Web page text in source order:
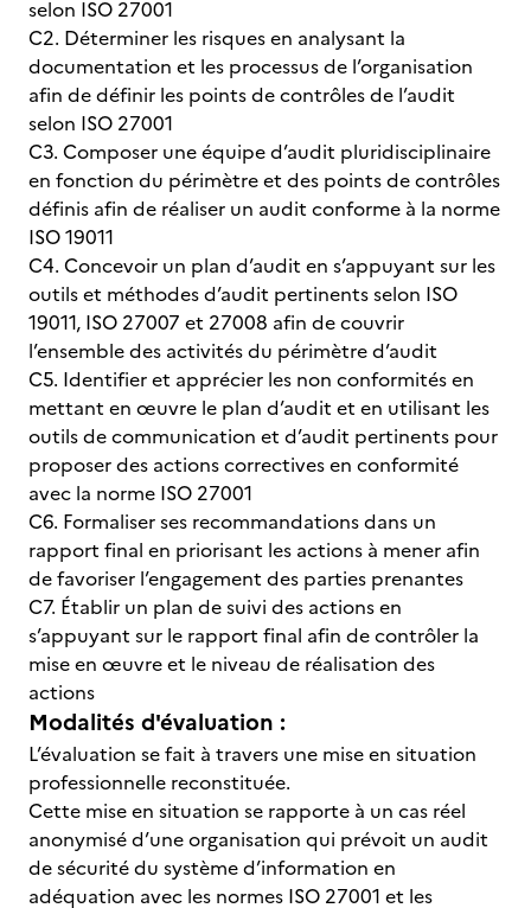
selon ISO 27001
C2. Déterminer les risques en analysant la
documentation et les processus de l’organisation
afin de définir les points de contrôles de l’audit
selon ISO 27001
C3. Composer une équipe d’audit pluridisciplinaire
en fonction du périmètre et des points de contrôles
définis afin de réaliser un audit conforme à la norme
ISO 19011
C4. Concevoir un plan d’audit en s’appuyant sur les
outils et méthodes d’audit pertinents selon ISO
19011, ISO 27007 et 27008 afin de couvrir
l’ensemble des activités du périmètre d’audit
C5. Identifier et apprécier les non conformités en
mettant en œuvre le plan d’audit et en utilisant les
outils de communication et d’audit pertinents pour
proposer des actions correctives en conformité
avec la norme ISO 27001
C6. Formaliser ses recommandations dans un
rapport final en priorisant les actions à mener afin
de favoriser l’engagement des parties prenantes
C7. Établir un plan de suivi des actions en
s’appuyant sur le rapport final afin de contrôler la
mise en œuvre et le niveau de réalisation des
actions
Modalités d'évaluation :
L’évaluation se fait à travers une mise en situation
professionnelle reconstituée.
Cette mise en situation se rapporte à un cas réel
anonymisé d’une organisation qui prévoit un audit
de sécurité du système d’information en
adéquation avec les normes ISO 27001 et les